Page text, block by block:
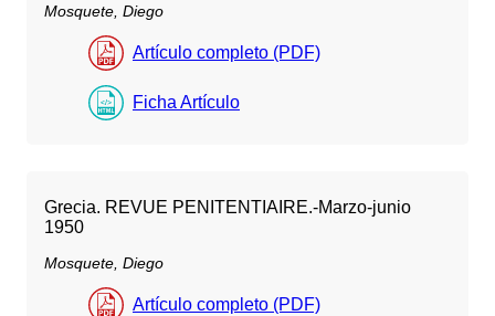
Mosquete, Diego
Artículo completo (PDF)
Ficha Artículo
Grecia. REVUE PENITENTIAIRE.-Marzo-junio
1950
Mosquete, Diego
Artículo completo (PDF)